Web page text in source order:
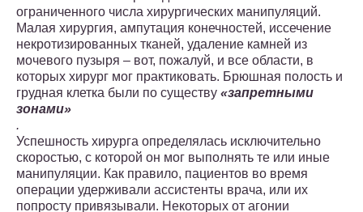
ограниченного числа хирургических манипуляций.
Малая хирургия, ампутация конечностей, иссечение
некротизированных тканей, удаление камней из
мочевого пузыря – вот, пожалуй, и все области, в
которых хирург мог практиковать. Брюшная полость и
грудная клетка были по существу «запретными
зонами»
.
Успешность хирурга определялась исключительно
скоростью, с которой он мог выполнять те или иные
манипуляции. Как правило, пациентов во время
операции удерживали ассистенты врача, или их
попросту привязывали. Некоторых от агонии